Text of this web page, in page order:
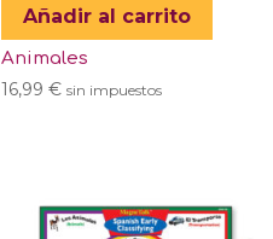
Añadir al carrito
Animales
16,99€ sin impuestos